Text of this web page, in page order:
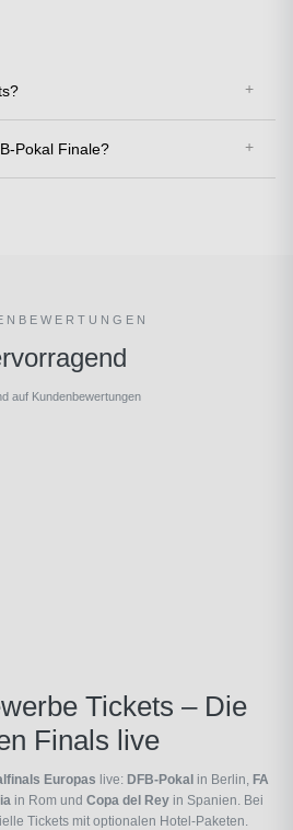
Pokal Finale?
auf Kundenbewertungen
Tickets – Die
Finals live
Europas live: DFB-Pokal in Berlin, FA
in Rom und Copa del Reyin Spanien. Bei
Tickets mit optionalen Hotel-Paketen.